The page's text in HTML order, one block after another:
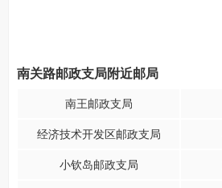
南关路邮政支局附近邮局
南王邮政支局
经济技术开发区邮政支局
小钦岛邮政支局